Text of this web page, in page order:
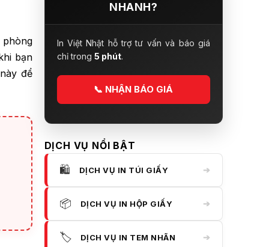
bạn
để
NHANH?
In Việt Nhật hỗ trợ tư vấn và báo giá
chỉ trong 5 phút.
📞 NHẬN BÁO GIÁ
DỊCH VỤ NỔI BẬT
🛍️ DỊCH VỤ IN TÚI GIẤY ➔
📦 DỊCH VỤ IN HỘP GIẤY ➔
🏷️ DỊCH VỤ IN TEM NHÃN ➔